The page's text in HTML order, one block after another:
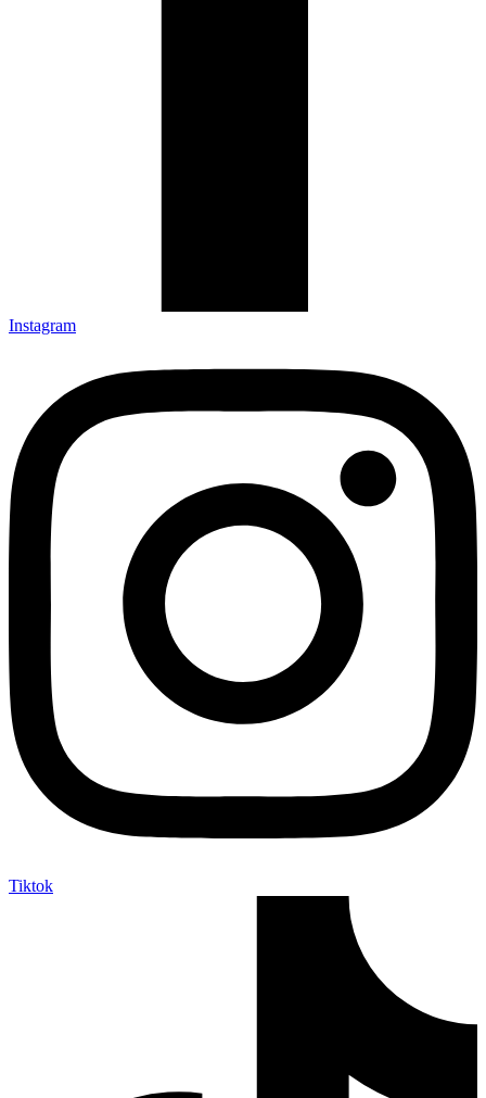
Instagram
Tiktok